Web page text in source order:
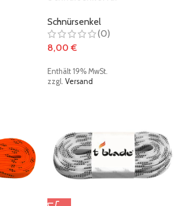
schwarz
Schnürsenkel
(0)
8,00€
Enthält 19% MwSt.
zzgl. Versand